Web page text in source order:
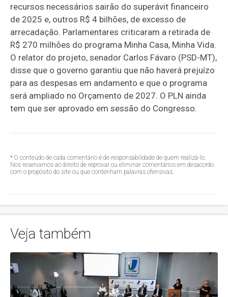
recursos necessários sairão do superávit financeiro
de 2025 e, outros R$ 4 bilhões, de excesso de
arrecadação. Parlamentares criticaram a retirada de
R$ 270 milhões do programa Minha Casa, Minha Vida.
O relator do projeto, senador Carlos Fávaro (PSD-MT),
disse que o governo garantiu que não haverá prejuízo
para as despesas em andamento e que o programa
será ampliado no Orçamento de 2027. O PLN ainda
tem que ser aprovado em sessão do Congresso.
* O conteúdo de cada comentário é de responsabilidade de quem realizá-lo.
Nos reservamos ao direito de reprovar ou eliminar comentários em desacordo
com o propósito do site ou que contenham palavras ofensivas.
Veja também